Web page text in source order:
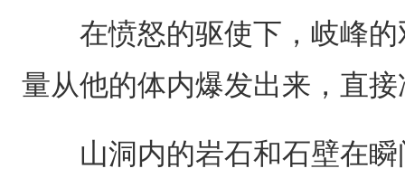
在愤怒的驱使下，岐峰的
量从他的体内爆发出来，直
山洞内的岩石和石壁在瞬